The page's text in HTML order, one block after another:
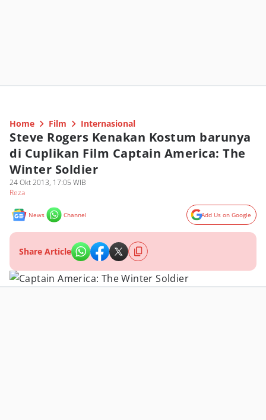
Home Film Internasional
Steve Rogers Kenakan Kostum barunya
di Cuplikan Film Captain America: The
Winter Soldier
24 Okt 2013, 17:05 WIB
Reza
News Channel Add Us on Google
Share Article